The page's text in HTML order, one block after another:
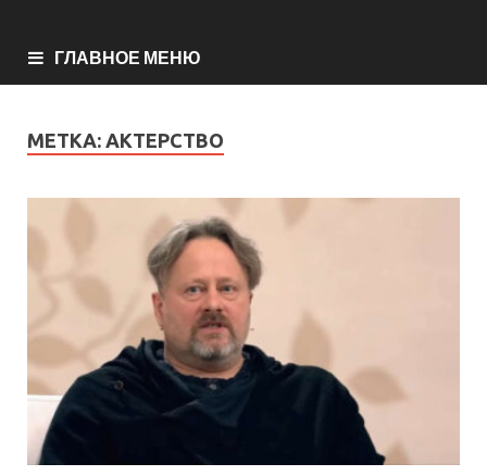
ГЛАВНОЕ МЕНЮ
МЕТКА: АКТЕРСТВО